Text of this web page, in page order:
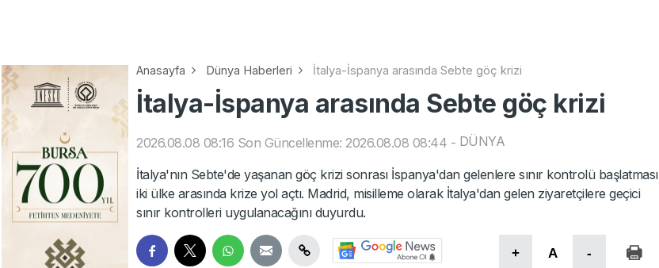
Anasayfa Dünya Haberleri İtalya-İspanya arasında Sebte göç krizi
İtalya-İspanya arasında Sebte göç krizi
2026.08.08 08:16 Son Güncellenme: 2026.08.08 08:44 - DÜNYA
İtalya'nın Sebte'de yaşanan göç krizi sonrası İspanya'dan gelenlere sınır kontrolü başlatması
iki ülke arasında krize yol açtı. Madrid, misilleme olarak İtalya'dan gelen ziyaretçilere geçici
sınır kontrolleri uygulanacağını duyurdu.
+ A -